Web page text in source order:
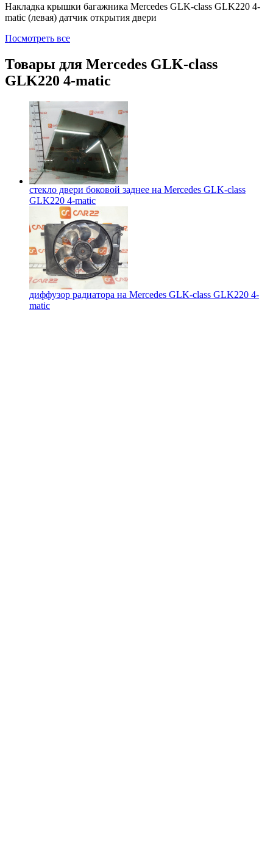
Накладка крышки багажника Mercedes GLK-class GLK220 4-
matic (левая) датчик открытия двери
Посмотреть все
Товары для Mercedes GLK-class
GLK220 4-matic
стекло двери боковой заднее на Mercedes GLK-class
GLK220 4-matic
диффузор радиатора на Mercedes GLK-class GLK220 4-
matic